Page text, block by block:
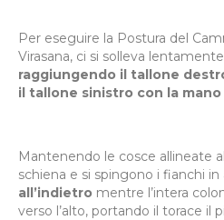
Per eseguire la Postura del
Virasana, ci si solleva
raggiungendo il tallone
il tallone sinistro con la
Mantenendo le cosce allineate
schiena e si spingono i fianchi in
all’indietro mentre l’intera
verso l’alto, portando il torace il